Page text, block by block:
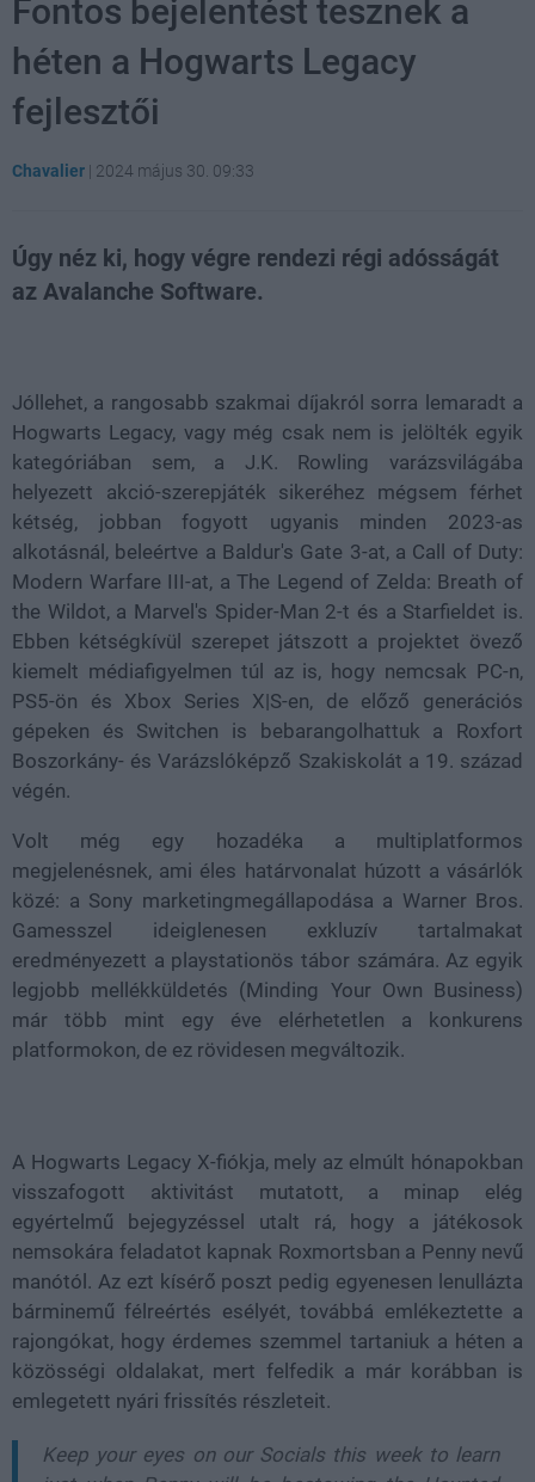
Fontos bejelentést tesznek a
héten a Hogwarts Legacy
fejlesztői
Chavalier | 2024 május 30. 09:33
Úgy néz ki, hogy végre rendezi régi adósságát
az Avalanche Software.
Jóllehet, a rangosabb szakmai díjakról sorra lemaradt a
Hogwarts Legacy, vagy még csak nem is jelölték egyik
kategóriában sem, a J.K. Rowling varázsvilágába
helyezett akció-szerepjáték sikeréhez mégsem férhet
kétség, jobban fogyott ugyanis minden 2023-as
alkotásnál, beleértve a Baldur's Gate 3-at, a Call of Duty:
Modern Warfare III-at, a The Legend of Zelda: Breath of
the Wildot, a Marvel's Spider-Man 2-t és a Starfieldet is.
Ebben kétségkívül szerepet játszott a projektet övező
kiemelt médiafigyelmen túl az is, hogy nemcsak PC-n,
PS5-ön és Xbox Series X|S-en, de előző generációs
gépeken és Switchen is bebarangolhattuk a Roxfort
Boszorkány- és Varázslóképző Szakiskolát a 19. század
végén.
Volt még egy hozadéka a multiplatformos
megjelenésnek, ami éles határvonalat húzott a vásárlók
közé: a Sony marketingmegállapodása a Warner Bros.
Gamesszel ideiglenesen exkluzív tartalmakat
eredményezett a playstationös tábor számára. Az egyik
legjobb mellékküldetés (Minding Your Own Business)
már több mint egy éve elérhetetlen a konkurens
platformokon, de ez rövidesen megváltozik.
A Hogwarts Legacy X-fiókja, mely az elmúlt hónapokban
visszafogott aktivitást mutatott, a minap elég
egyértelmű bejegyzéssel utalt rá, hogy a játékosok
nemsokára feladatot kapnak Roxmortsban a Penny nevű
manótól. Az ezt kísérő poszt pedig egyenesen lenullázta
bárminemű félreértés esélyét, továbbá emlékeztette a
rajongókat, hogy érdemes szemmel tartaniuk a héten a
közösségi oldalakat, mert felfedik a már korábban is
emlegetett nyári frissítés részleteit.
Keep your eyes on our Socials this week to learn